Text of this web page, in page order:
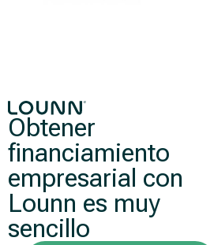
Obtener
financiamiento
empresarial con
Lounn es muy
sencillo